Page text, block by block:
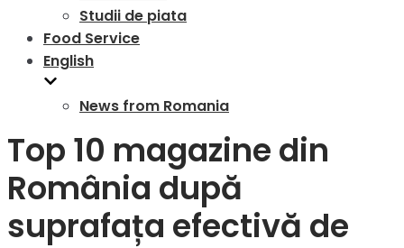
Studii de piata
Food Service
English
News from Romania
Top 10 magazine din
România după
suprafața efectivă de